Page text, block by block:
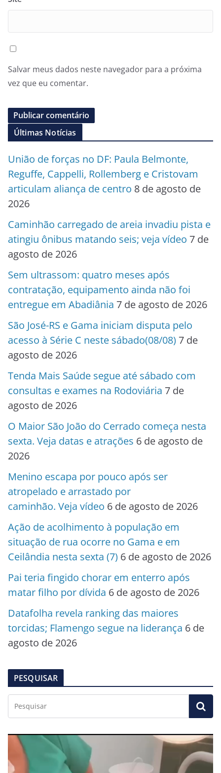
Salvar meus dados neste navegador para a próxima
vez que eu comentar.
Últimas Notícias
União de forças no DF: Paula Belmonte,
Reguffe, Cappelli, Rollemberg e Cristovam
articulam aliança de centro 8 de agosto de
2026
Caminhão carregado de areia invadiu pista e
atingiu ônibus matando seis; veja vídeo 7 de
agosto de 2026
Sem ultrassom: quatro meses após
contratação, equipamento ainda não foi
entregue em Abadiânia 7 de agosto de 2026
São José-RS e Gama iniciam disputa pelo
acesso à Série C neste sábado(08/08) 7 de
agosto de 2026
Tenda Mais Saúde segue até sábado com
consultas e exames na Rodoviária 7 de
agosto de 2026
O Maior São João do Cerrado começa nesta
sexta. Veja datas e atrações 6 de agosto de
2026
Menino escapa por pouco após ser
atropelado e arrastado por
caminhão. Veja vídeo 6 de agosto de 2026
Ação de acolhimento à população em
situação de rua ocorre no Gama e em
Ceilândia nesta sexta (7) 6 de agosto de 2026
Pai teria fingido chorar em enterro após
matar filho por dívida 6 de agosto de 2026
Datafolha revela ranking das maiores
torcidas; Flamengo segue na liderança 6 de
agosto de 2026
PESQUISAR